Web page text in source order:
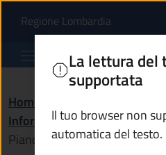
Piano di
Regione Lombardia(apre in
Comune di
Home
Informazioni istituzionali /
Piano di miglioramento del sito
La lettura del
supportata
Il tuo browser non
automatica del testo.